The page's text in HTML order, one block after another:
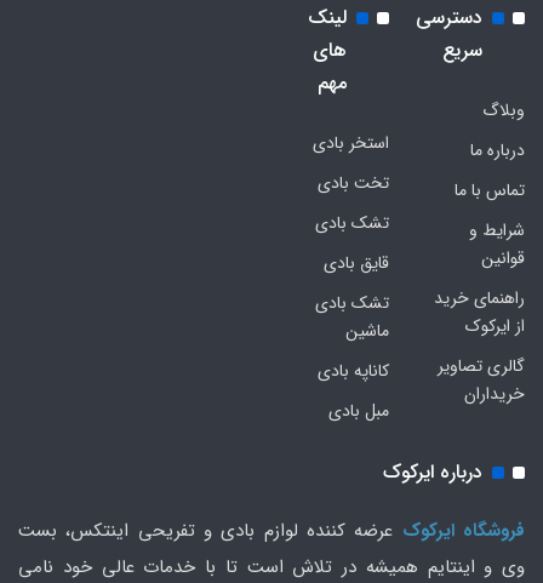
دسترسی
سریع
وبلاگ
درباره ما
تماس با ما
شرایط و
قوانین
راهنمای خرید
از ایرکوک
گالری تصاویر
خریداران
لینک
های
مهم
استخر بادی
تخت بادی
تشک بادی
قایق بادی
تشک بادی
ماشین
کاناپه بادی
مبل بادی
درباره ایرکوک
فروشگاه ایرکوک عرضه کننده لوازم بادی و تفریحی اینتکس، بست
وی و اینتایم همیشه در تلاش است تا با خدمات عالی خود نامی